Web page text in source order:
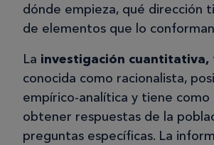
dónde empieza, qué dirección
de elementos que lo
La investigación cuantitativa,
conocida como racionalista,
empírico-analítica y tiene como
obtener respuestas de la
preguntas específicas. La